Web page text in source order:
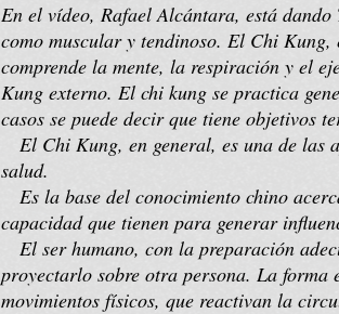
En el vídeo, Rafael Alcántara, está
como muscular y tendinoso. El Chi
comprende la mente, la respiración y el
Kung externo. El chi kung se practica
casos se puede decir que tiene objetivos
El Chi Kung, en general, es una de las
salud.
Es la base del conocimiento chino
capacidad que tienen para generar
El ser humano, con la preparación
proyectarlo sobre otra persona. La forma
movimientos físicos, que reactivan la